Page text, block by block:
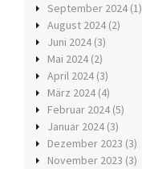
September 2024 (1)
August 2024 (2)
Juni 2024 (3)
Mai 2024 (2)
April 2024 (3)
März 2024 (4)
Februar 2024 (5)
Januar 2024 (3)
Dezember 2023 (3)
November 2023 (3)